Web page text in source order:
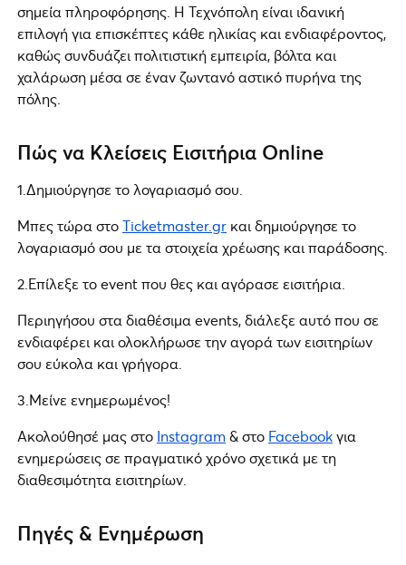
σημεία πληροφόρησης. Η Τεχνόπολη είναι ιδανική
επιλογή για επισκέπτες κάθε ηλικίας και ενδιαφέροντος,
καθώς συνδυάζει πολιτιστική εμπειρία, βόλτα και
χαλάρωση μέσα σε έναν ζωντανό αστικό πυρήνα της
πόλης.
Πώς να Κλείσεις Εισιτήρια Online
1.Δημιούργησε το λογαριασμό σου.
Μπες τώρα στοTicketmaster.gr και δημιούργησε το
λογαριασμό σου με τα στοιχεία χρέωσης και παράδοσης.
2.Επίλεξε το event που θες και αγόρασε εισιτήρια.
Περιηγήσου στα διαθέσιμα events, διάλεξε αυτό που σε
ενδιαφέρει και ολοκλήρωσε την αγορά των εισιτηρίων
σου εύκολα και γρήγορα.
3.Μείνε ενημερωμένος!
Ακολούθησέ μας στο Instagram& στο Facebookγια
ενημερώσεις σε πραγματικό χρόνο σχετικά με τη
διαθεσιμότητα εισιτηρίων.
Πηγές & Ενημέρωση